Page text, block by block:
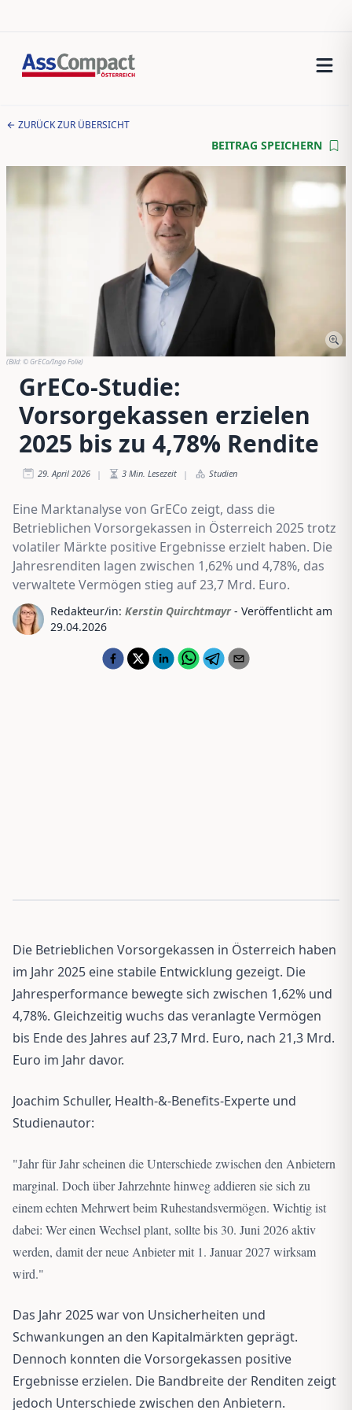
ZURÜCK ZUR ÜBERSICHT
BEITRAG SPEICHERN
(Bild:© GrECo/Ingo Folie)
GrECo-Studie:
Vorsorgekassen erzielen
2025 bis zu 4,78% Rendite
29. April 2026 | 3 Min. Lesezeit | Studien
Eine Marktanalyse von GrECo zeigt, dass die
Betrieblichen Vorsorgekassen in Österreich 2025 trotz
volatiler Märkte positive Ergebnisse erzielt haben. Die
Jahresrenditen lagen zwischen 1,62% und 4,78%, das
verwaltete Vermögen stieg auf 23,7 Mrd. Euro.
Redakteur/in: Kerstin Quirchtmayr - Veröffentlicht am
29.04.2026
Die Betrieblichen Vorsorgekassen in Österreich haben
im Jahr 2025 eine stabile Entwicklung gezeigt. Die
Jahresperformance bewegte sich zwischen 1,62% und
4,78%. Gleichzeitig wuchs das veranlagte Vermögen
bis Ende des Jahres auf 23,7 Mrd. Euro, nach 21,3 Mrd.
Euro im Jahr davor.
Joachim Schuller, Health-&-Benefits-Experte und
Studienautor:
"Jahr für Jahr scheinen die Unterschiede zwischen den Anbietern
marginal. Doch über Jahrzehnte hinweg addieren sie sich zu
einem echten Mehrwert beim Ruhestandsvermögen. Wichtig ist
dabei: Wer einen Wechsel plant, sollte bis 30. Juni 2026 aktiv
werden, damit der neue Anbieter mit 1. Januar 2027 wirksam
wird."
Das Jahr 2025 war von Unsicherheiten und
Schwankungen an den Kapitalmärkten geprägt.
Dennoch konnten die Vorsorgekassen positive
Ergebnisse erzielen. Die Bandbreite der Renditen zeigt
jedoch Unterschiede zwischen den Anbietern.